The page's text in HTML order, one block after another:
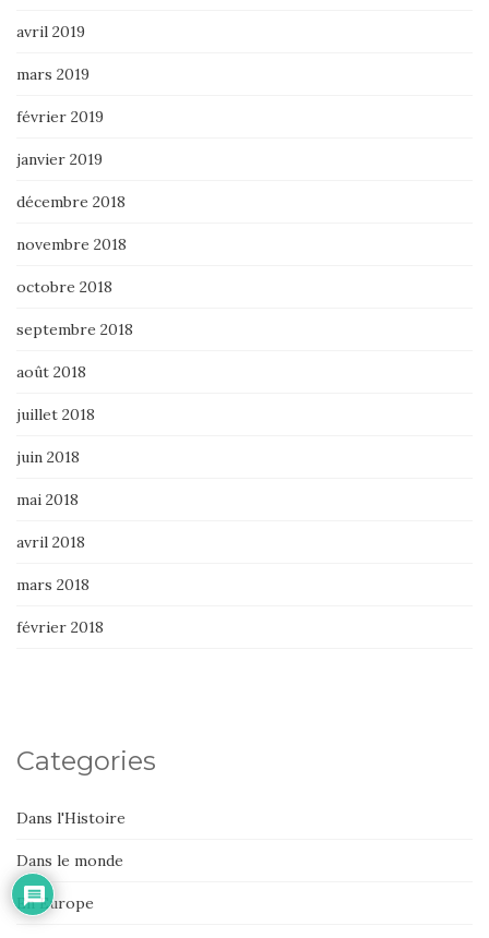
avril 2019
mars 2019
février 2019
janvier 2019
décembre 2018
novembre 2018
octobre 2018
septembre 2018
août 2018
juillet 2018
juin 2018
mai 2018
avril 2018
mars 2018
février 2018
Categories
Dans l'Histoire
Dans le monde
En Europe